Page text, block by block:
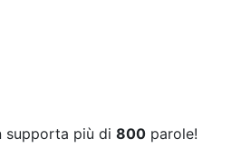
supporta più di 800 parole!